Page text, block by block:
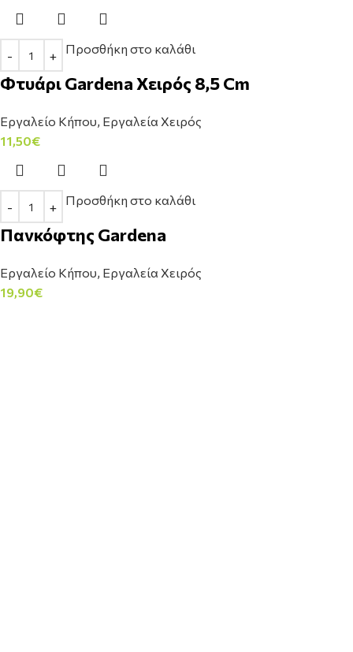
Προσθήκη στο καλάθι
Φτυάρι Gardena Χειρός 8,5 Cm
Εργαλείο Κήπου, Εργαλεία Χειρός
11,50€
Προσθήκη στο καλάθι
Πανκόφτης Gardena
Εργαλείο Κήπου, Εργαλεία Χειρός
19,90€